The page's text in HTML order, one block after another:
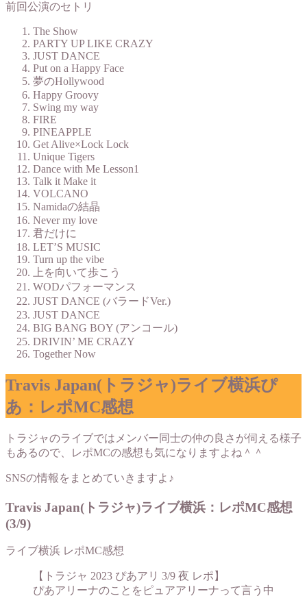
前回公演のセトリ
The Show
PARTY UP LIKE CRAZY
JUST DANCE
Put on a Happy Face
夢のHollywood
Happy Groovy
Swing my way
FIRE
PINEAPPLE
Get Alive×Lock Lock
Unique Tigers
Dance with Me Lesson1
Talk it Make it
VOLCANO
Namidaの結晶
Never my love
君だけに
LET’S MUSIC
Turn up the vibe
上を向いて歩こう
WODパフォーマンス
JUST DANCE (バラードVer.)
JUST DANCE
BIG BANG BOY (アンコール)
DRIVIN’ ME CRAZY
Together Now
Travis Japan(トラジャ)ライブ横浜ぴ
あ：レポMC感想
トラジャのライブではメンバー同士の仲の良さが伺える様子
もあるので、レポMCの感想も気になりますよね＾＾
SNSの情報をまとめていきますよ♪
Travis Japan(トラジャ)ライブ横浜：レポMC感想
(3/9)
ライブ横浜 レポMC感想
【トラジャ 2023 ぴあアリ 3/9 夜 レポ】
ぴあアリーナのことをピュアアリーナって言う中